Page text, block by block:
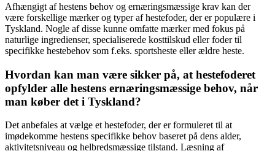
Afhængigt af hestens behov og ernæringsmæssige krav kan der
være forskellige mærker og typer af hestefoder, der er populære i
Tyskland. Nogle af disse kunne omfatte mærker med fokus på
naturlige ingredienser, specialiserede kosttilskud eller foder til
specifikke hestebehov som f.eks. sportsheste eller ældre heste.
Hvordan kan man være sikker på, at hestefoderet
opfylder alle hestens ernæringsmæssige behov, når
man køber det i Tyskland?
Det anbefales at vælge et hestefoder, der er formuleret til at
imødekomme hestens specifikke behov baseret på dens alder,
aktivitetsniveau og helbredsmæssige tilstand. Læsning af